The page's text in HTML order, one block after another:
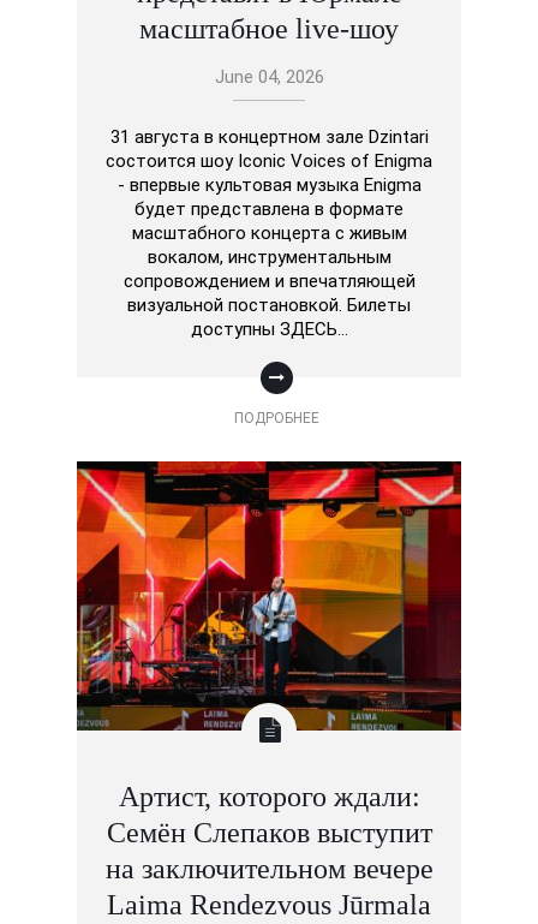
масштабное live-шоу
June 04, 2026
31 августа в концертном зале Dzintari
состоится шоу Iconic Voices of Enigma
- впервые культовая музыка Enigma
будет представлена в формате
масштабного концерта с живым
вокалом, инструментальным
сопровождением и впечатляющей
визуальной постановкой. Билеты
доступны ЗДЕСЬ…
ПОДРОБНЕЕ
Артист, которого ждали:
Семён Слепаков выступит
на заключительном вечере
Laima Rendezvous Jūrmala